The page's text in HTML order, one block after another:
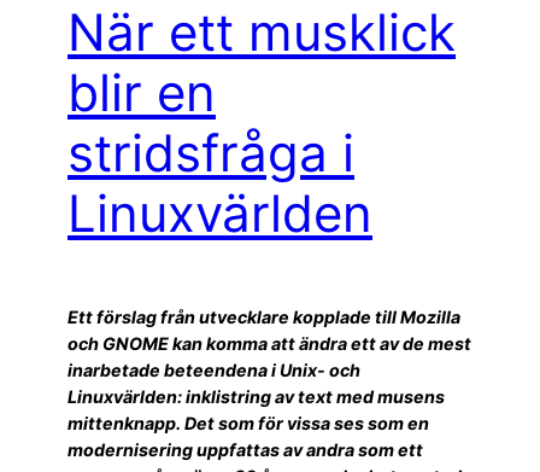
När ett musklick
blir en
stridsfråga i
Linuxvärlden
Ett förslag från utvecklare kopplade till Mozilla
och GNOME kan komma att ändra ett av de mest
inarbetade beteendena i Unix- och
Linuxvärlden: inklistring av text med musens
mittenknapp. Det som för vissa ses som en
modernisering uppfattas av andra som ett